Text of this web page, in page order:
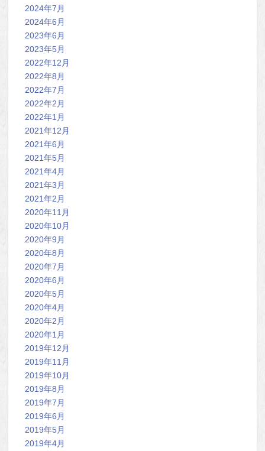
2024年7月
2024年6月
2023年6月
2023年5月
2022年12月
2022年8月
2022年7月
2022年2月
2022年1月
2021年12月
2021年6月
2021年5月
2021年4月
2021年3月
2021年2月
2020年11月
2020年10月
2020年9月
2020年8月
2020年7月
2020年6月
2020年5月
2020年4月
2020年2月
2020年1月
2019年12月
2019年11月
2019年10月
2019年8月
2019年7月
2019年6月
2019年5月
2019年4月